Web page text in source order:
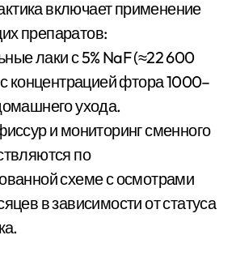
включает применение
препаратов:
лаки с 5% NaF (≈22 600
концентрацией фтора 1000–
ухода.
и мониторинг сменного
по
схеме с осмотрами
в зависимости от статуса